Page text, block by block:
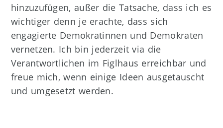
hinzuzufügen, außer die Tatsache, dass ich es
wichtiger denn je erachte, dass sich
engagierte Demokratinnen und Demokraten
vernetzen. Ich bin jederzeit via die
Verantwortlichen im Figlhaus erreichbar und
freue mich, wenn einige Ideen ausgetauscht
und umgesetzt werden.